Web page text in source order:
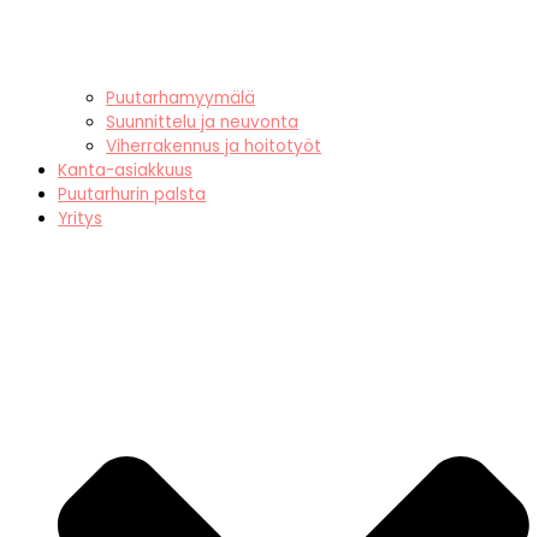
Puutarhamyymälä
Suunnittelu ja neuvonta
Viherrakennus ja hoitotyöt
Kanta-asiakkuus
Puutarhurin palsta
Yritys